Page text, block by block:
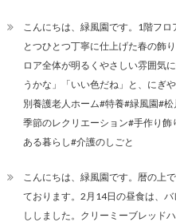
こんにちは、緑風園です。1階フ
とつひとつ丁寧に仕上げた春の飾
ロア全体が明るくやさしい雰囲気
うかな」「いい色だね」と、にぎ
別養護老人ホーム#特養#緑風園#
季節のレクリエーション#手作り
ある暮らし#介護のしごと
こんにちは、緑風園です。暦の上
ております。2月14日の昼食は、
ししました。クリーミーブレッド